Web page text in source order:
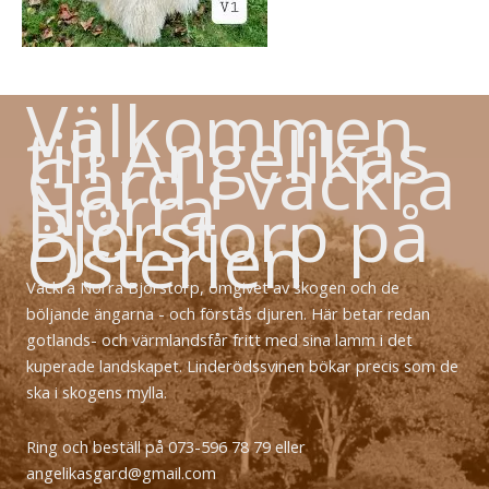
Välkommen
till Angelikas
Gård i vackra
Norra
Björstorp på
Österlen
Vackra Norra Björstorp, omgivet av skogen och de
böljande ängarna - och förstås djuren. Här betar redan
gotlands- och värmlandsfår fritt med sina lamm i det
kuperade landskapet. Linderödssvinen bökar precis som de
ska i skogens mylla.
Ring och beställ på 073-596 78 79 eller
angelikasgard@gmail.com